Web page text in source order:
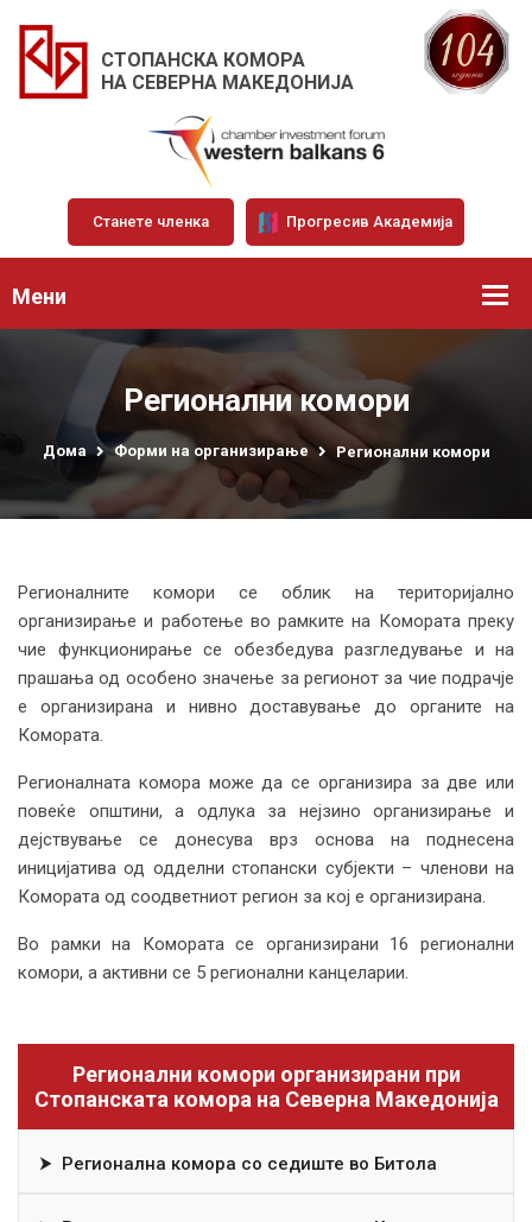
СТОПАНСКА КОМОРА
НА СЕВЕРНА МАКЕДОНИЈА
Станете членка Прогресив Академија
Мени
Регионални комори
Дома Форми на организирање Регионални комори
Регионалните комори се облик на територијално
организирање и работење во рамките на Комората преку
чие функционирање се обезбедува разгледување и на
прашања од особено значење за регионот за чие подрачје
е организирана и нивно доставување до органите на
Комората.
Регионалната комора може да се организира за две или
повеќе општини, а одлука за нејзино организирање и
дејствување се донесува врз основа на поднесена
иницијатива од одделни стопански субјекти – членови на
Комората од соодветниот регион за кој е организирана.
Во рамки на Комората се организирани 16 регионални
комори, а активни се 5 регионални канцеларии.
Регионални комори организирани при
Стопанската комора на Северна Македонија
⮞ Регионална комора со седиште во Битола